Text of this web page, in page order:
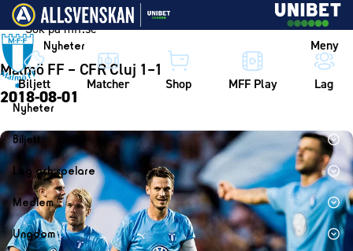
Vidare till innehållet
Nyheter Meny
Biljett Matcher Shop MFF Play Lag
Nyheter
Nyheter
Kalender
Biljett
Biljett
Årskort herr
Årskort dam
Mitt MFF
Lag och spelare
Lag
Herrlaget
Spelare
Medlem
Medlemskap i Malmö FF
Ungdom
Malmö FF – CFR Cluj 1–1
2018-08-01